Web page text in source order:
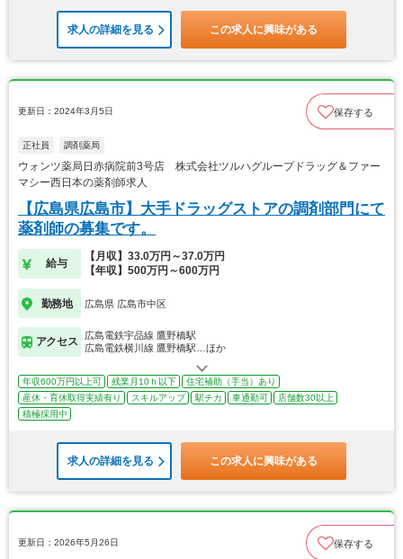
求人の詳細を見る この求人に興味がある
更新日：2024年3月5日 保存する
正社員 調剤薬局
ウォンツ薬局日赤病院前3号店 株式会社ツルハグループドラッグ＆ファー
マシー西日本の薬剤師求人
【広島県広島市】大手ドラッグストアの調剤部門にて
薬剤師の募集です。
給与
【月収】33.0万円～37.0万円
【年収】500万円～600万円
勤務地 広島県 広島市中区
アクセス
広島電鉄宇品線 鷹野橋駅
広島電鉄横川線 鷹野橋駅…ほか
年収600万円以上可 残業月10ｈ以下
住宅補助（手当）あり
産休・育休取得実績有り
スキルアップ 駅チカ 車通勤可
店舗数30以上
積極採用中
求人の詳細を見る この求人に興味がある
更新日：2026年5月26日 保存する